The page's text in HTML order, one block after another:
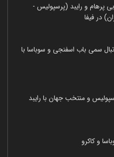
- دربی پرهام و رایبد (پرسپولیس -
در فیفا
- فوتبال سمی باب اسفنجی و سوباسا با